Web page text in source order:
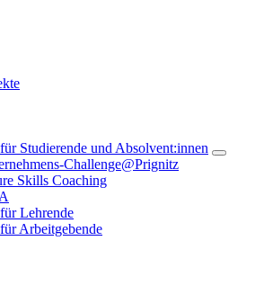
Studierende und Absolvent:innen
Challenge@Prignitz
Skills Coaching
Lehrende
Arbeitgebende